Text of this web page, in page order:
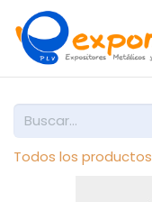
Todos los productos